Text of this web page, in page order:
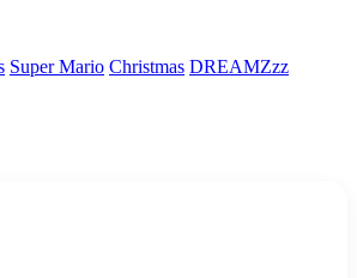
Super Mario Christmas DREAMZzz